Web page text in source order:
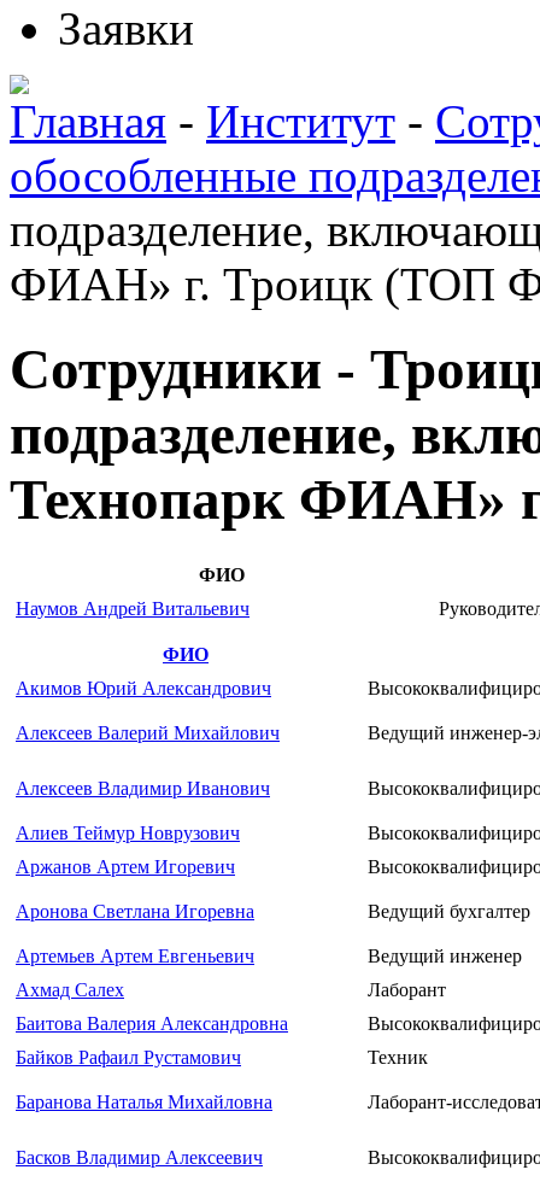
Заявки
Главная - Институт -
обособленные
подразделение,
ФИАН» г. Троицк (ТОП
Сотрудники -
подразделение,
Технопарк ФИАН»
ФИО
Наумов Андрей Витальевич
ФИО
Акимов Юрий Александрович
Алексеев Валерий Михайлович Ведущий инженер-
Алексеев Владимир Иванович
Алиев Теймур Новрузович
Аржанов Артем Игоревич
Аронова Светлана Игоревна Ведущий бухгалтер
Артемьев Артем Евгеньевич
Ведущий инженер
Ахмад Салех
Лаборант
Баитова Валерия Александровна
Байков Рафаил Рустамович
Техник
Баранова Наталья Михайловна Лаборант-
Басков Владимир Алексеевич